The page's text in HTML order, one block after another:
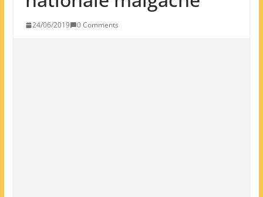
24/06/2019 0 Comments